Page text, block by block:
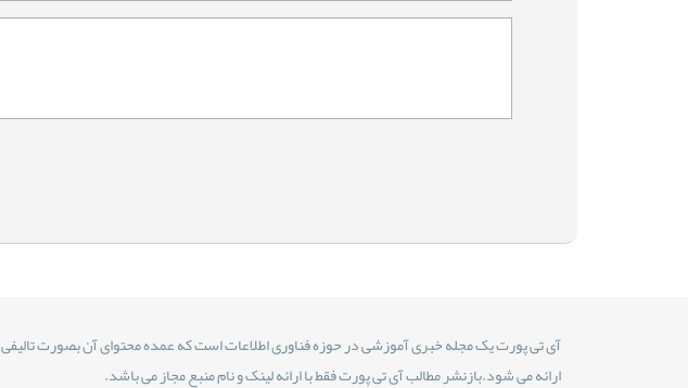
آی تی پورت یک مجله خبری آموزشی در حوزه فناوری اطلاعات است که عمده محتوای آن بصورت تالیفی
ارائه می شود.بازنشر مطالب آی تی پورت فقط با ارائه لینک و نام منبع مجاز می باشد.